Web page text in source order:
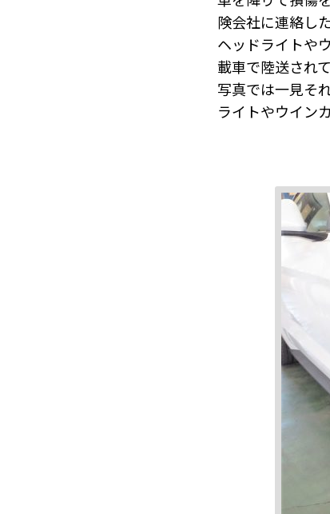
険会社に連絡し
ヘッドライトや
載車で陸送され
写真では一見そ
ライトやウイン